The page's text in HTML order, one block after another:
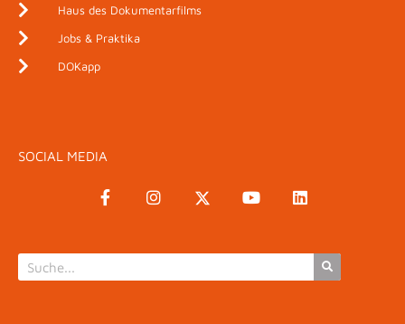
Haus des Dokumentarfilms
Jobs & Praktika
DOKapp
SOCIAL MEDIA